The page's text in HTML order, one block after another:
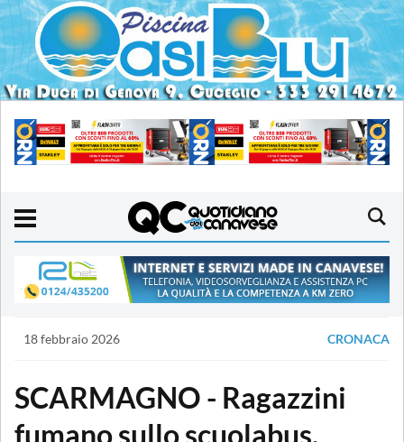
18 febbraio 2026 CRONACA
SCARMAGNO - Ragazzini
fumano sullo scuolabus,